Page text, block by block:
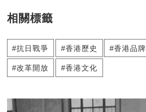
相關標籤
抗日戰爭 香港歷史 香港品牌
改革開放 香港文化